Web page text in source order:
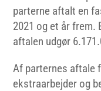
parterne aftalt en
2021 og et år frem.
aftalen udgør
Af parternes aftale
ekstraarbejder og